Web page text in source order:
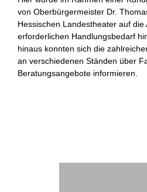
von Oberbürgermeister Dr.
Hessischen Landestheater auf die
erforderlichen Handlungsbedarf
hinaus konnten sich die
an verschiedenen Ständen über
Beratungsangebote informieren.